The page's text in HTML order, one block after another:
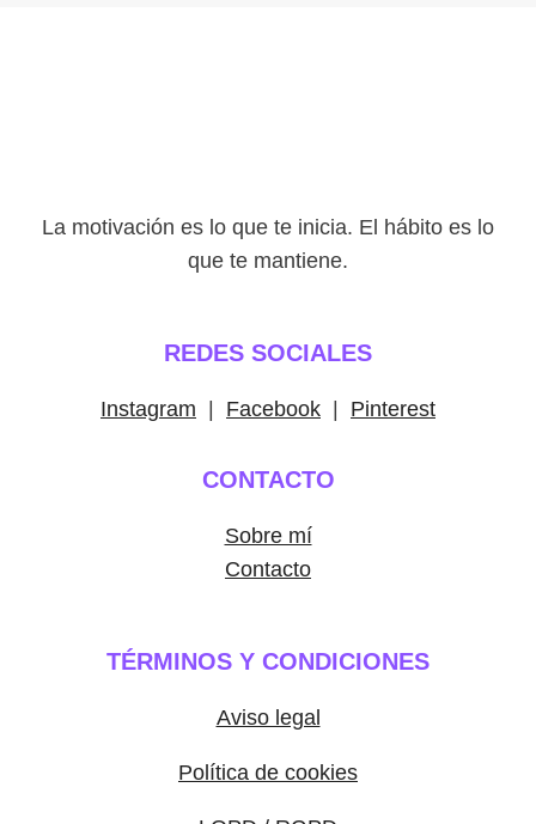
La motivación es lo que te inicia. El hábito es lo
que te mantiene.
REDES SOCIALES
Instagram Facebook Pinterest
CONTACTO
Sobre mí
Contacto
TÉRMINOS Y CONDICIONES
Aviso legal
Política de cookies